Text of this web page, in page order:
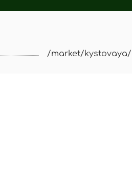
/market/